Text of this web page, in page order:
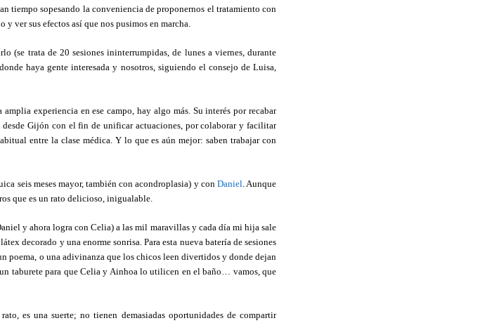
tiempo sopesando la conveniencia de proponernos el tratamiento con
ver sus efectos así que nos pusimos en marcha.
(se trata de 20 sesiones ininterrumpidas, de lunes a viernes, durante
haya gente interesada y nosotros, siguiendo el consejo de Luisa,
experiencia en ese campo, hay algo más. Su interés por recabar
desde Gijón con el fin de unificar actuaciones, por colaborar y facilitar
entre la clase médica. Y lo que es aún mejor: saben trabajar con
seis meses mayor, también con acondroplasia) y con Daniel . Aunque
que es un rato delicioso, inigualable.
y ahora logra con Celia) a las mil maravillas y cada día mi hija sale
decorado y una enorme sonrisa. Para esta nueva batería de sesiones
poema, o una adivinanza que los chicos leen divertidos y donde dejan
taburete para que Celia y Ainhoa lo utilicen en el baño… vamos, que
es una suerte; no tienen demasiadas oportunidades de compartir